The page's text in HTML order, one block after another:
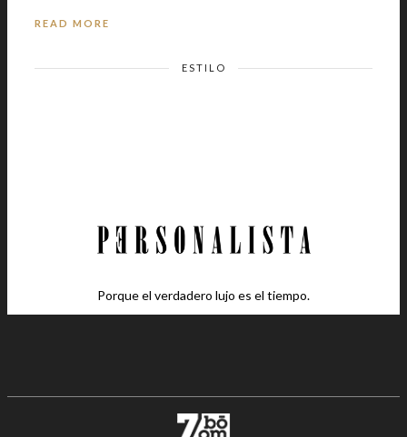
READ MORE
ESTILO
Porque el verdadero lujo es el tiempo.